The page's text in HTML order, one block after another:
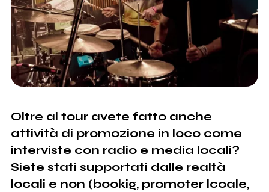
Oltre al tour avete fatto anche
attività di promozione in loco come
interviste con radio e media locali?
Siete stati supportati dalle realtà
locali e non (bookig, promoter lcoale,